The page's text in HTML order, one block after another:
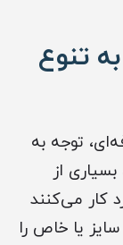
تنوع
توجه به
از
کار می‌کنند
یا خاص را